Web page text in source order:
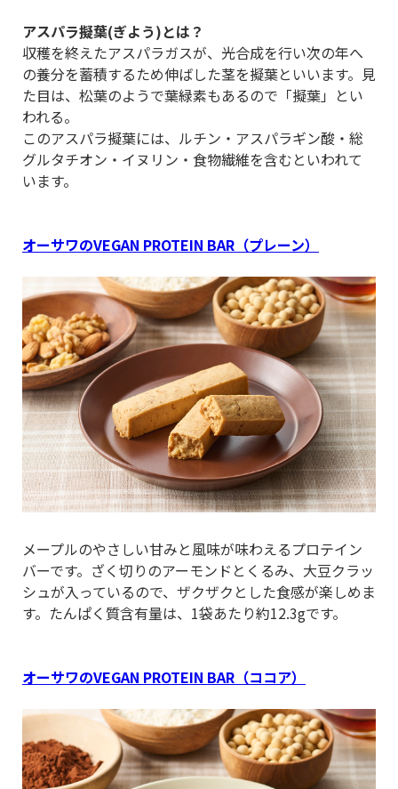
アスパラ擬葉(ぎよう)とは？
収穫を終えたアスパラガスが、光合成を行い次の年へ
の養分を蓄積するため伸ばした茎を擬葉といいます。見
た目は、松葉のようで葉緑素もあるので「擬葉」とい
われる。
このアスパラ擬葉には、ルチン・アスパラギン酸・総
グルタチオン・イヌリン・食物繊維を含むといわれて
います。
オーサワのVEGAN PROTEIN BAR（プレーン）
メープルのやさしい甘みと風味が味わえるプロテイン
バーです。ざく切りのアーモンドとくるみ、大豆クラッ
シュが入っているので、ザクザクとした食感が楽しめま
す。たんぱく質含有量は、1袋あたり約12.3gです。
オーサワのVEGAN PROTEIN BAR（ココア）